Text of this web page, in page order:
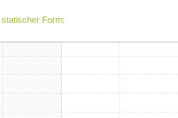
statischer Form: